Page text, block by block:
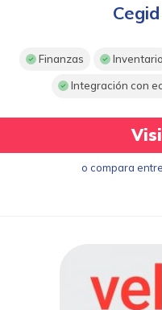
Finanzas Inventario
Integración con
o compara